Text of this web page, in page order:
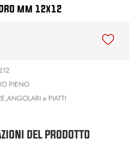
mm 12x12
PIENO
e PIATTI
DEL PRODOTTO